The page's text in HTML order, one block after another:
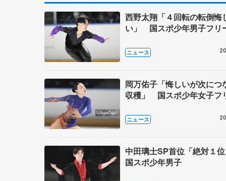
西野太翔「４回転の転倒悔
い」 国スポ少年男子フリ
ニュース
岡万佑子「悔しいが次につ
収穫」 国スポ少年女子フ
ニュース
中田璃士SP首位「絶対
国スポ少年男子